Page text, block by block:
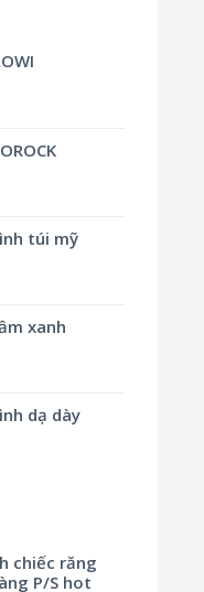
túi mỹ
xanh
dạ dày
chiếc răng
P/S hot